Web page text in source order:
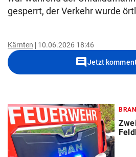
gesperrt, der Verkehr wurde
Kärnten 10.06.2026 18:46
commentJetzt